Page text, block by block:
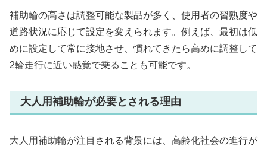
補助輪の高さは調整可能な製品が多く、使用者の習熟度や
道路状況に応じて設定を変えられます。例えば、最初は低
めに設定して常に接地させ、慣れてきたら高めに調整して
2輪走行に近い感覚で乗ることも可能です。
大人用補助輪が必要とされる理由
大人用補助輪が注目される背景には、高齢化社会の進行が